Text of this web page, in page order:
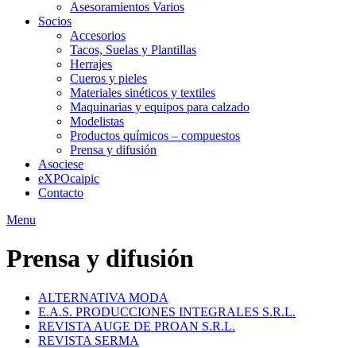
Asesoramientos Varios
Socios
Accesorios
Tacos, Suelas y Plantillas
Herrajes
Cueros y pieles
Materiales sinéticos y textiles
Maquinarias y equipos para calzado
Modelistas
Productos químicos – compuestos
Prensa y difusión
Asociese
eXPOcaipic
Contacto
Menu
Prensa y difusión
ALTERNATIVA MODA
E.A.S. PRODUCCIONES INTEGRALES S.R.L.
REVISTA AUGE DE PROAN S.R.L.
REVISTA SERMA